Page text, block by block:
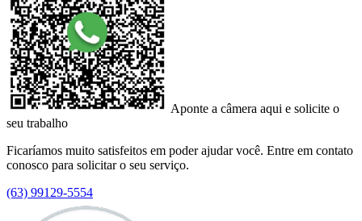
Aponte a câmera aqui e solicite o
seu trabalho
Ficaríamos muito satisfeitos em poder ajudar você. Entre em contato
conosco para solicitar o seu serviço.
(63) 99129-5554